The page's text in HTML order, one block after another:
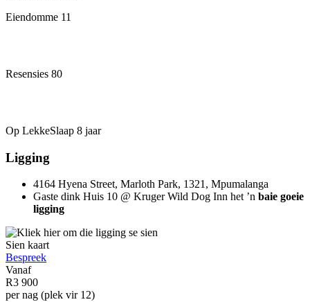
Eiendomme 11
Resensies 80
Op LekkeSlaap 8 jaar
Ligging
4164 Hyena Street, Marloth Park, 1321, Mpumalanga
Gaste dink Huis 10 @ Kruger Wild Dog Inn het ’n baie goeie
ligging
Sien kaart
Bespreek
Vanaf
R3 900
per nag (plek vir 12)